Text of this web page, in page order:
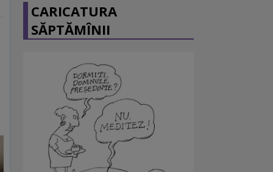
CARICATURA
SĂPTĂMÎNII